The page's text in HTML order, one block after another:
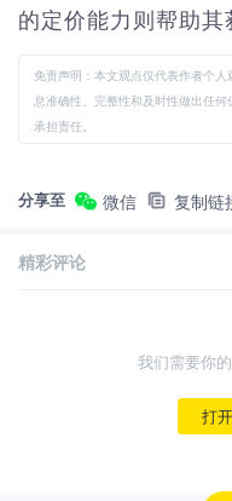
的定价能力则帮助其
免责声明：本文观点仅代表作者个
息准确性、完整性和及时性做出任
承担责任。
分享至 微信 复制链
精彩评论
我们需要你
打